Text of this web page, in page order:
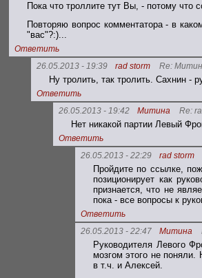
Пока что троллите тут Вы, - потому что
Повторяю вопрос комментатора - в
"вас"?:)...
Ответить
26.05.2013 - 19:39
rad storm Re:
Ну тролить, так тролить. Сахнин -
Ответить
26.05.2013 - 19:42
Митина Re:
Нет никакой партии Левый
Ответить
26.05.2013 - 22:29
rad storm
Пройдите по ссылке,
позиционирует как
признается, что не
пока - все вопросы к
Ответить
26.05.2013 - 22:47
Митина
Руководителя Левого
мозгом этого не
в т.ч. и Алексей.